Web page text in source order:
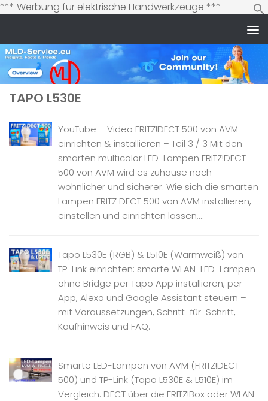
*** Werbung für elektrische Handwerkzeuge ***
Inhalt
TAPO L530E
YouTube – Video FRITZ!DECT 500 von AVM
einrichten & installieren – Teil 3 / 3 Mit den
smarten multicolor LED-Lampen FRITZ!DECT
500 von AVM wird es zuhause noch
wohnlicher und sicherer. Wie sich die smarten
Lampen FRITZ DECT 500 von AVM installieren,
einstellen und einrichten lassen,...
Tapo L530E (RGB) & L510E (Warmweiß) von
TP-Link einrichten: smarte WLAN-LED-Lampen
ohne Bridge per Tapo App installieren, per
App, Alexa und Google Assistant steuern –
mit Voraussetzungen, Schritt-für-Schritt,
Kaufhinweis und FAQ.
Smarte LED-Lampen von AVM (FRITZ!DECT
500) und TP-Link (Tapo L530E & L510E) im
Vergleich: DECT über die FRITZ!Box oder WLAN